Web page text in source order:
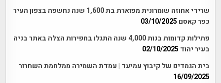
שרידי אחוזה שומרונית מפוארת בת 1,600 שנה נחשפה בצפון העיר
כפר קאסם 03/10/2025
פתילות קדומות בנות 4,000 שנה התגלו בחפירות הצלה באתר בניה
בעיר יהוד 02/10/2025
בית הגמדים של קיבוץ עמיעד | עמדת השמירה ממלחמת השחרור
16/09/2025